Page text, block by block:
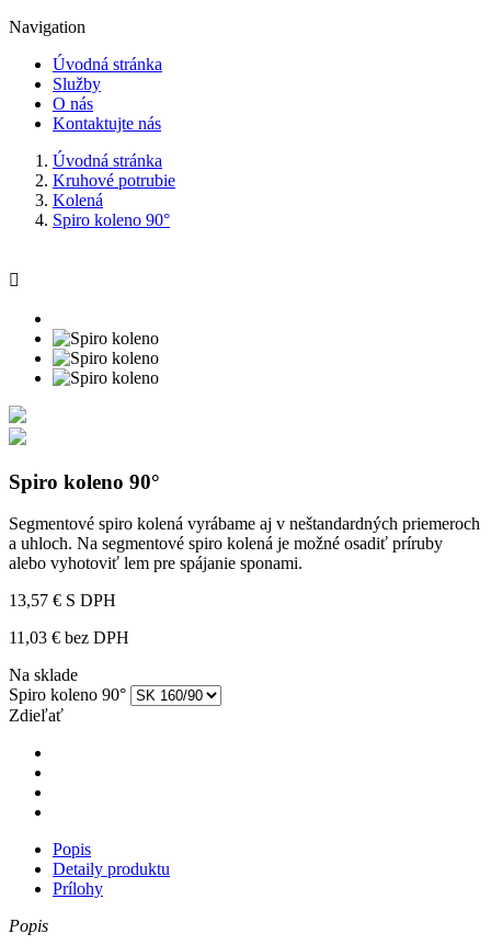
Navigation
Úvodná stránka
Služby
O nás
Kontaktujte nás
Úvodná stránka
Kruhové potrubie
Kolená
Spiro koleno 90°

Spiro koleno 90°
Segmentové spiro kolená vyrábame aj v neštandardných priemeroch
a uhloch. Na segmentové spiro kolená je možné osadiť príruby
alebo vyhotoviť lem pre spájanie sponami.
13,57 € S DPH
11,03 € bez DPH
Na sklade
Spiro koleno 90°
Zdieľať
Popis
Detaily produktu
Prílohy
Popis